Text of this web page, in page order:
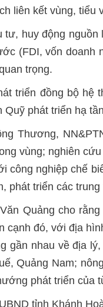
liên kết vùng,
tư, huy động
(FDI, vốn
trọng.
triển đồng bộ hệ
phát triển hạ
Thương,
vùng; nghiên
công nghiệp chế
phát triển các
Quảng cho
đó, với địa
gần nhau về địa
Quảng Nam;
phát triển
tỉnh Khánh